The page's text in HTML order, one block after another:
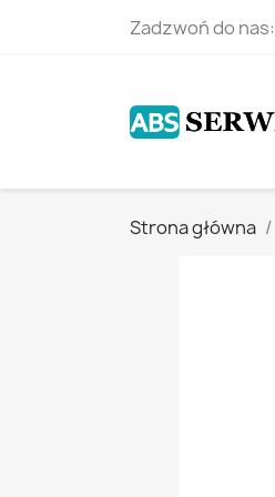
Zadzwoń do nas:
Strona główna